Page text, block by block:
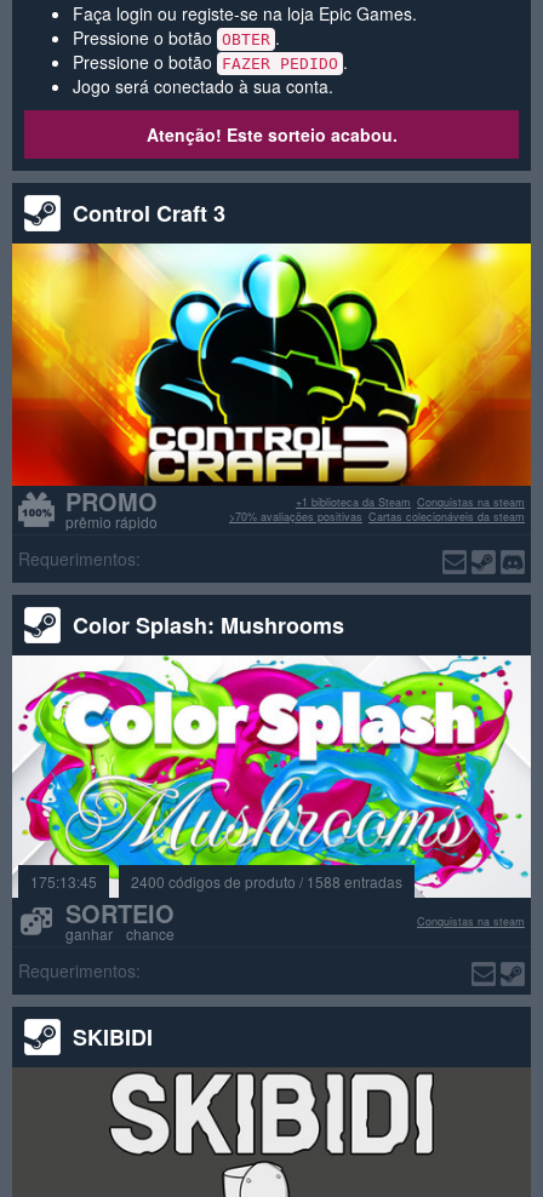
Faça login ou registe-se na loja Epic Games.
Pressione o botão OBTER .
Pressione o botão
FAZER PEDIDO .
Jogo será conectado à sua conta.
Atenção! Este sorteio acabou.
Control Craft 3
PROMO
prêmio rápido
Conquistas na steam
+1 biblioteca da Steam
Cartas colecionáveis da steam
>70% avaliações positivas
Requerimentos:
Color Splash: Mushrooms
175:13:45 2400 códigos de produto / 1588 entradas
SORTEIO
ganhar chance
Conquistas na steam
Requerimentos:
SKIBIDI